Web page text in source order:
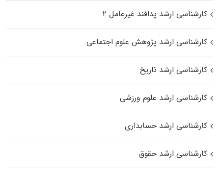
کارشناسی ارشد پدافند غیرعامل ۲
کارشناسی ارشد پژوهش علوم اجتماعی
کارشناسی ارشد تاریخ
کارشناسی ارشد علوم ورزشی
کارشناسی ارشد حسابداری
کارشناسی ارشد حقوق